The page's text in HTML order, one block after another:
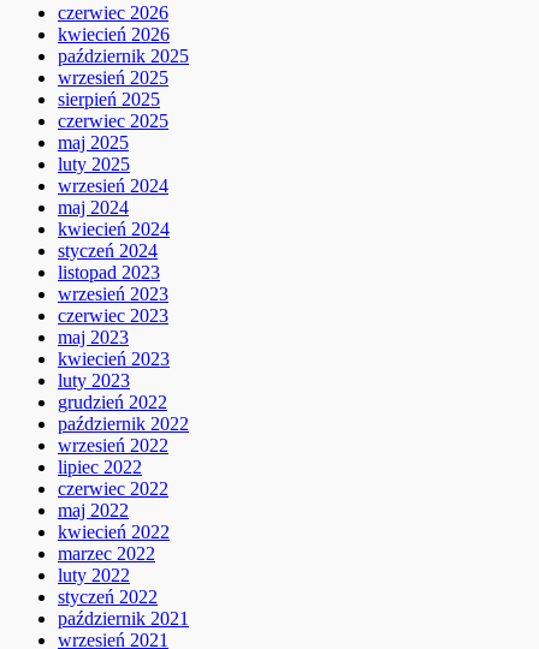
czerwiec 2026
kwiecień 2026
październik 2025
wrzesień 2025
sierpień 2025
czerwiec 2025
maj 2025
luty 2025
wrzesień 2024
maj 2024
kwiecień 2024
styczeń 2024
listopad 2023
wrzesień 2023
czerwiec 2023
maj 2023
kwiecień 2023
luty 2023
grudzień 2022
październik 2022
wrzesień 2022
lipiec 2022
czerwiec 2022
maj 2022
kwiecień 2022
marzec 2022
luty 2022
styczeń 2022
październik 2021
wrzesień 2021